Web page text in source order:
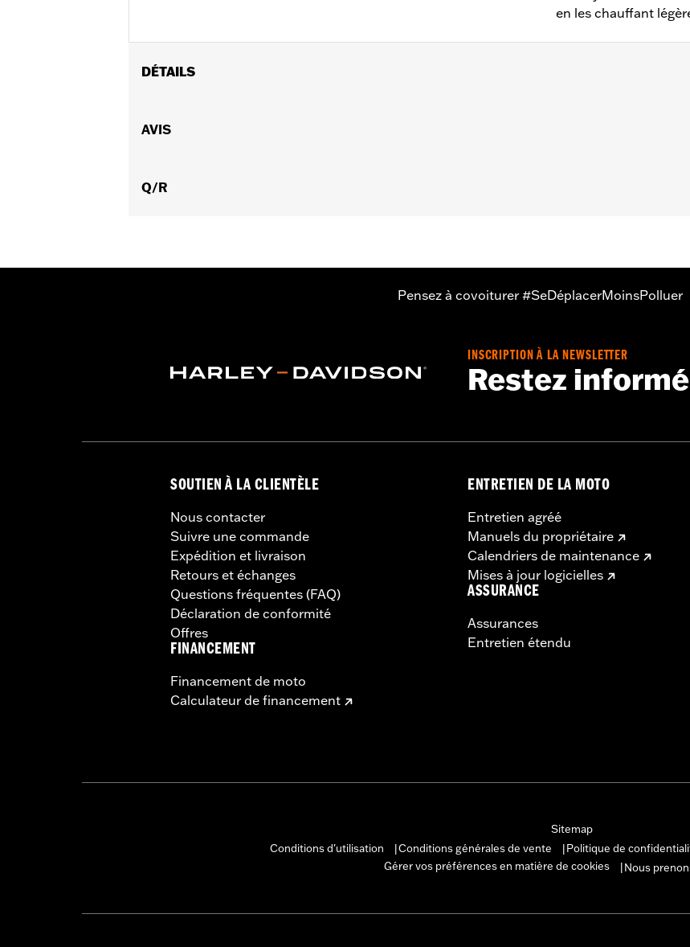
en les chauffant
DÉTAILS
peintures de marques concurrentes et denim.
Vendu à l'unité:
AVIS
Q/R
Pensez à covoiturer #SeDéplacerMoinsPolluer
INSCRIPTION À LA NEWSLETTER
Restez informé
SOUTIEN À LA CLIENTÈLE
Nous contacter
Suivre une commande
Expédition et livraison
Retours et échanges
Questions fréquentes (FAQ)
Déclaration de conformité
Offres
FINANCEMENT
Financement de moto
Calculateur de financement
ENTRETIEN DE LA MOTO
Entretien agréé
Manuels du propriétaire
Calendriers de maintenance
Mises à jour logicielles
ASSURANCE
Assurances
Entretien étendu
Sitemap
Conditions d'utilisation
Conditions générales de vente Politique de
Gérer vos préférences en matière de cookies
Nous